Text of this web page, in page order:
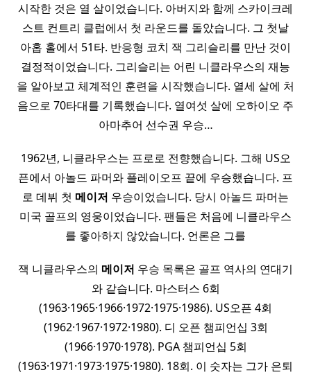
시작한 것은 열 살이었습니다. 아버지와 함께 스카이크레
스트 컨트리 클럽에서 첫 라운드를 돌았습니다. 그 첫날
아홉 홀에서 51타. 반응형 코치 잭 그리슬리를 만난 것이
결정적이었습니다. 그리슬리는 어린 니클라우스의 재능
을 알아보고 체계적인 훈련을 시작했습니다. 열세 살에 처
음으로 70타대를 기록했습니다. 열여섯 살에 오하이오 주
아마추어 선수권 우승…
1962년, 니클라우스는 프로로 전향했습니다. 그해 US오
픈에서 아놀드 파머와 플레이오프 끝에 우승했습니다. 프
로 데뷔 첫 메이저 우승이었습니다. 당시 아놀드 파머는
미국 골프의 영웅이었습니다. 팬들은 처음에 니클라우스
를 좋아하지 않았습니다. 언론은 그를
잭 니클라우스의 메이저 우승 목록은 골프 역사의 연대기
와 같습니다. 마스터스 6회
(1963·1965·1966·1972·1975·1986). US오픈 4회
(1962·1967·1972·1980). 디 오픈 챔피언십 3회
(1966·1970·1978). PGA 챔피언십 5회
(1963·1971·1973·1975·1980). 18회. 이 숫자는 그가 은퇴